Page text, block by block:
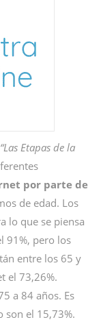
“Las Etapas de la
por parte de
de edad. Los
lo que se piensa
91%, pero los
entre los 65 y
el 73,26%.
a 84 años. Es
son el 15,73%.